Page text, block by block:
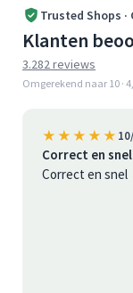
Trusted Shops ·
Klanten
3.282 reviews
Omgerekend naar 10 ·
★★★★★
Correct en snel
Correct en snel